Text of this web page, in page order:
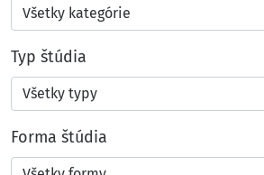
Typ štúdia
Forma štúdia